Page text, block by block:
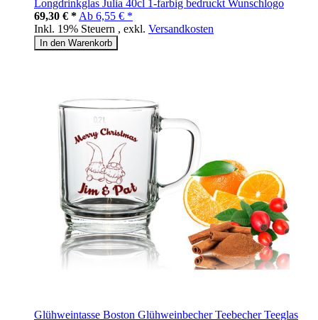
Longdrinkglas Julia 40cl 1-farbig bedruckt Wunschlogo
69,30 € * Ab 6,55 € *
Inkl. 19% Steuern , exkl. Versandkosten
In den Warenkorb
Glühweintasse Boston Glühweinbecher Teebecher Teeglas